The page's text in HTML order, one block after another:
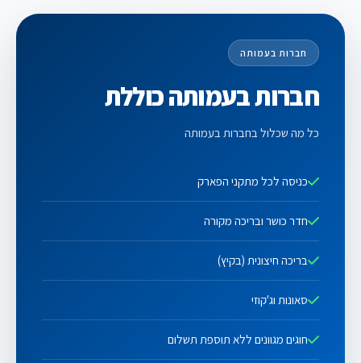
חברות בעמותה
חברות בעמותה כוללת
כל מה שכלול בחברות בעמותה
כניסה לכל מתקני הפארק
חדר כושר ובריכה מקורה
בריכה חיצונית (בקיץ)
סאונות וג'קוזי
חוגים מגוונים ללא תוספת תשלום